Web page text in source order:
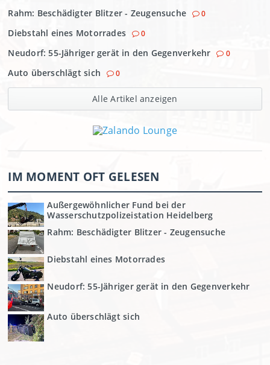
Rahm: Beschädigter Blitzer - Zeugensuche 0
Diebstahl eines Motorrades 0
Neudorf: 55-Jähriger gerät in den Gegenverkehr 0
Auto überschlägt sich 0
Alle Artikel anzeigen
IM MOMENT OFT GELESEN
Außergewöhnlicher Fund bei der
Wasserschutzpolizeistation Heidelberg
Rahm: Beschädigter Blitzer - Zeugensuche
Diebstahl eines Motorrades
Neudorf: 55-Jähriger gerät in den Gegenverkehr
Auto überschlägt sich